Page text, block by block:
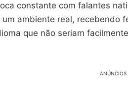
constante com falantes
um ambiente real, recebendo
que não seriam
ANÚNCIOS